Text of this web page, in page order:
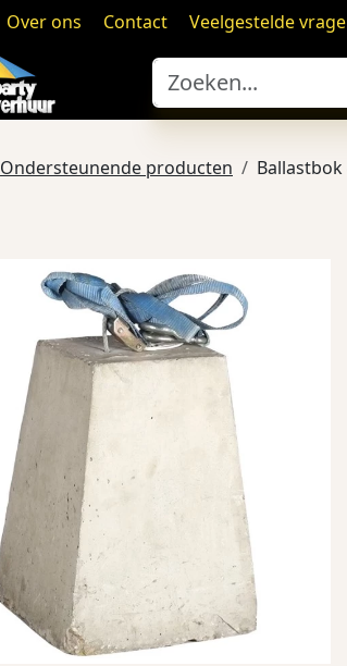
Over ons Contact Veelgestelde
Ondersteunende producten Ballastbok